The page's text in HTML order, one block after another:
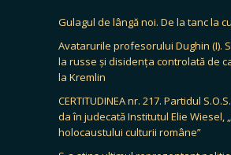
Gulagul de lângă noi. De la tanc la
Avatarurile profesorului Dughin (I).
la russe și disidența controlată de
la Kremlin
CERTITUDINEA nr. 217. Partidul
da în judecată Institutul Elie Wiesel,
holocaustului culturii române”